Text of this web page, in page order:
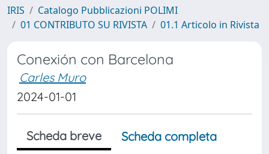
IRIS
Catalogo Pubblicazioni POLIMI
01 CONTRIBUTO SU RIVISTA
01.1 Articolo in Rivista
Conexión con Barcelona
Carles Muro
2024-01-01
Scheda breve
Scheda completa